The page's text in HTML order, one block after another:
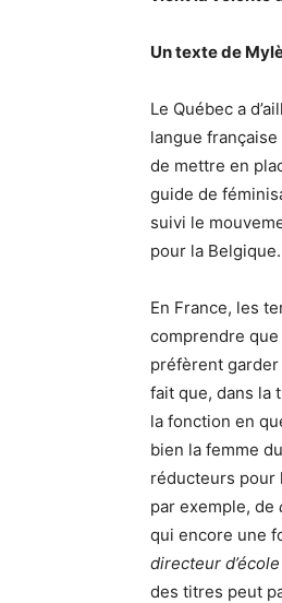
Un texte de
Le Québec a
langue
de mettre en
guide de
suivi le
pour la Belgique.
En France, les
comprendre
préfèrent garder
fait que, dans la
la fonction en
bien la femme
réducteurs pour
par exemple, de
qui encore une
directeur d’école
des titres peut